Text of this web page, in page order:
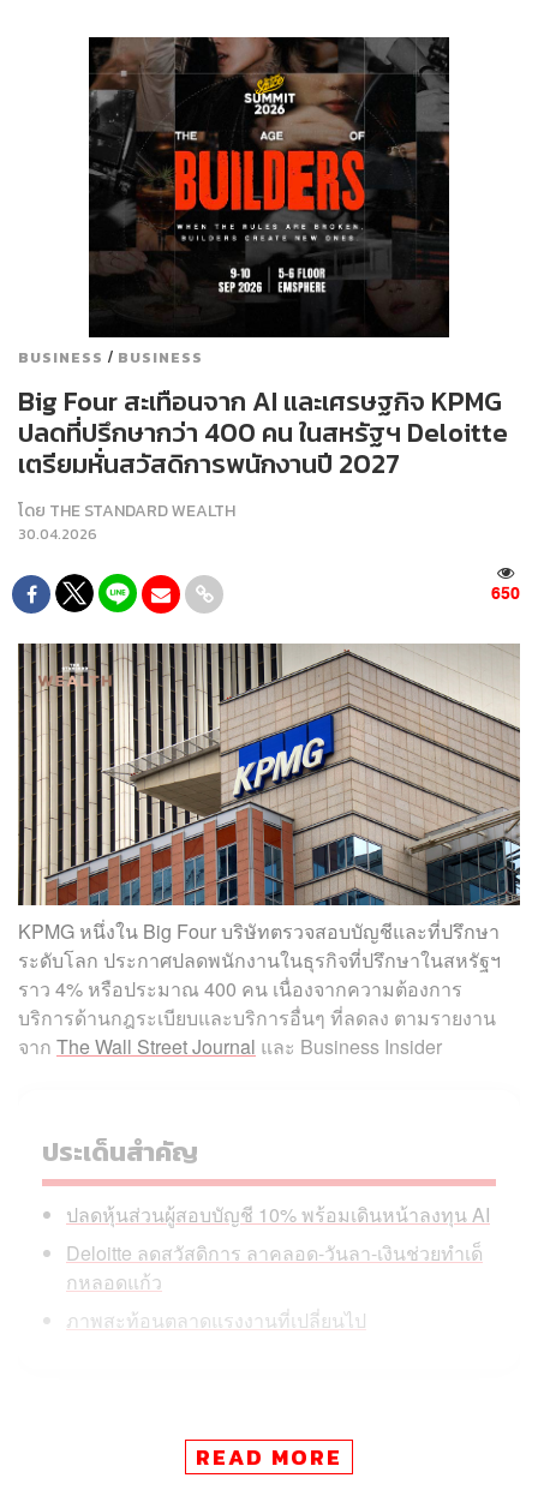
BUSINESS / BUSINESS
Big Four สะเทือนจาก AI และเศรษฐกิจ KPMG
ปลดที่ปรึกษากว่า 400 คน ในสหรัฐฯ Deloitte
เตรียมหั่นสวัสดิการพนักงานปี 2027
โดย THE STANDARD WEALTH
30.04.2026
650
KPMG หนึ่งใน Big Four บริษัทตรวจสอบบัญชีและที่ปรึกษา
ระดับโลก ประกาศปลดพนักงานในธุรกิจที่ปรึกษาในสหรัฐฯ
ราว 4% หรือประมาณ 400 คน เนื่องจากความต้องการ
บริการด้านกฎระเบียบและบริการอื่นๆ ที่ลดลง ตามรายงาน
จาก The Wall Street Journal และ Business Insider
ประเด็นสำคัญ
ปลดหุ้นส่วนผู้สอบบัญชี 10% พร้อมเดินหน้าลงทุน AI
Deloitte ลดสวัสดิการ ลาคลอด-วันลา-เงินช่วยทำเด็
กหลอดแก้ว
ภาพสะท้อนตลาดแรงงานที่เปลี่ยนไป
แหล่งข่าววงในเปิดเผยว่า บริษัทได้แจ้งพนักงานเมื่อวันพุธ
(29 เมษายน) ที่ผ่านมา โดยกลุ่มที่ได้รับผลกระทบส่วนใหญ่
READ MORE